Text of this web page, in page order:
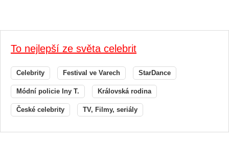
To nejlepší ze světa celebrit
Celebrity Festival ve Varech StarDance
Módní policie Iny T. Královská rodina
České celebrity TV, Filmy, seriály